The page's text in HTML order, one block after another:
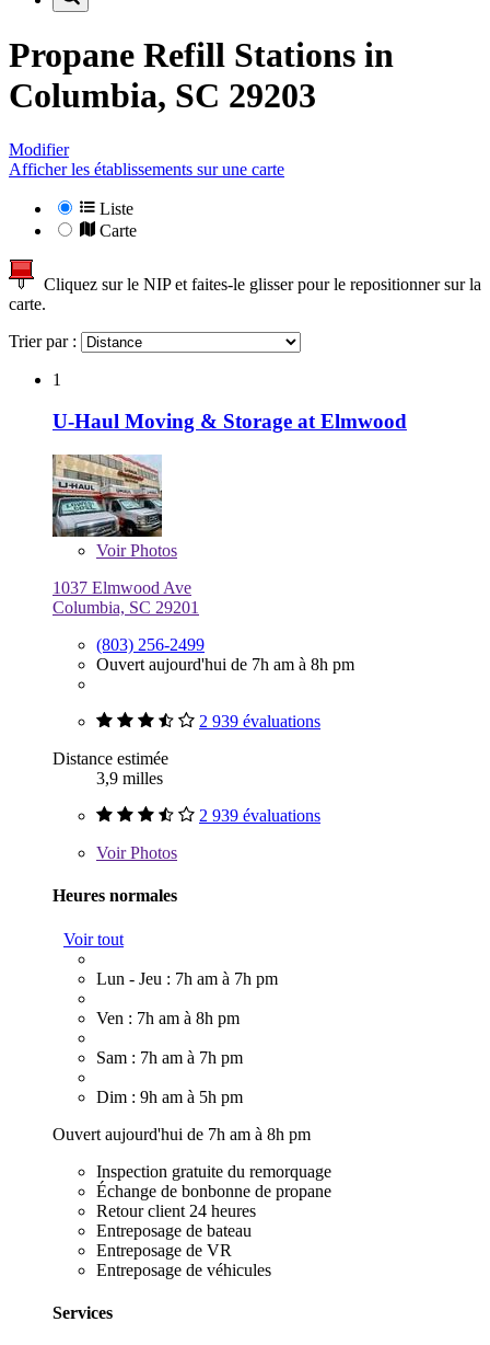
Propane Refill Stations in
Columbia, SC 29203
Modifier
Afficher les établissements sur une carte
Liste
Carte
Cliquez sur le NIP et faites-le glisser pour le repositionner sur la
carte.
Trier par :
1
U-Haul Moving & Storage at Elmwood
VoirPhotos
1037 Elmwood Ave
Columbia, SC 29201
(803) 256-2499
Ouvert aujourd'hui de 7h am à 8h pm
2 939 évaluations
Distance estimée
3,9 milles
2 939 évaluations
VoirPhotos
Heures normales
Voir tout
Lun - Jeu : 7h am à 7h pm
Ven : 7h am à 8h pm
Sam : 7h am à 7h pm
Dim : 9h am à 5h pm
Ouvert aujourd'hui de 7h am à 8h pm
Inspection gratuite du remorquage
Échange de bonbonne de propane
Retour client 24 heures
Entreposage de bateau
Entreposage de VR
Entreposage de véhicules
Services